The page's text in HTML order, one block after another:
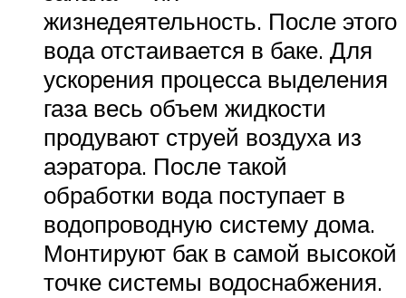
жизнедеятельность. После этого
вода отстаивается в баке. Для
ускорения процесса выделения
газа весь объем жидкости
продувают струей воздуха из
аэратора. После такой
обработки вода поступает в
водопроводную систему дома.
Монтируют бак в самой высокой
точке системы водоснабжения.